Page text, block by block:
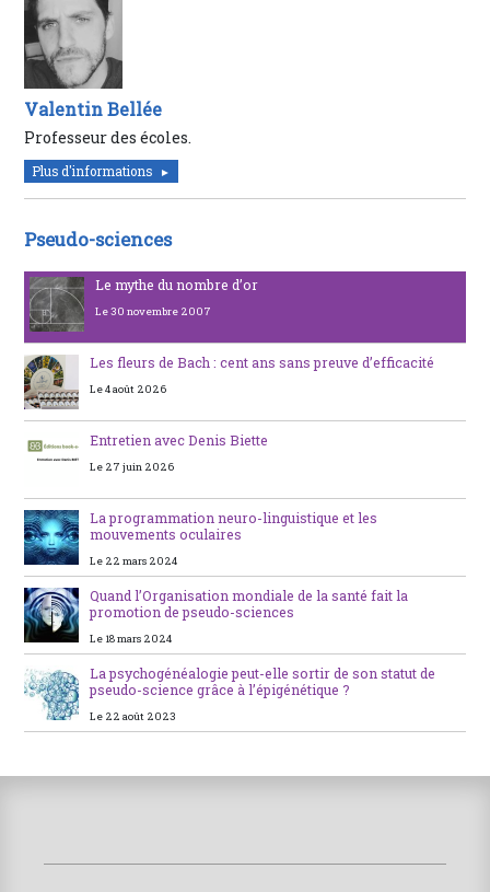
Valentin Bellée
Professeur des écoles.
Plus d'informations
Pseudo-sciences
Le mythe du nombre d’or
Le 30 novembre 2007
Les fleurs de Bach : cent ans sans preuve d’efficacité
Le 4 août 2026
Entretien avec Denis Biette
Le 27 juin 2026
La programmation neuro-linguistique et les
mouvements oculaires
Le 22 mars 2024
Quand l’Organisation mondiale de la santé fait la
promotion de pseudo-sciences
Le 18 mars 2024
La psychogénéalogie peut-elle sortir de son statut de
pseudo-science grâce à l’épigénétique ?
Le 22 août 2023